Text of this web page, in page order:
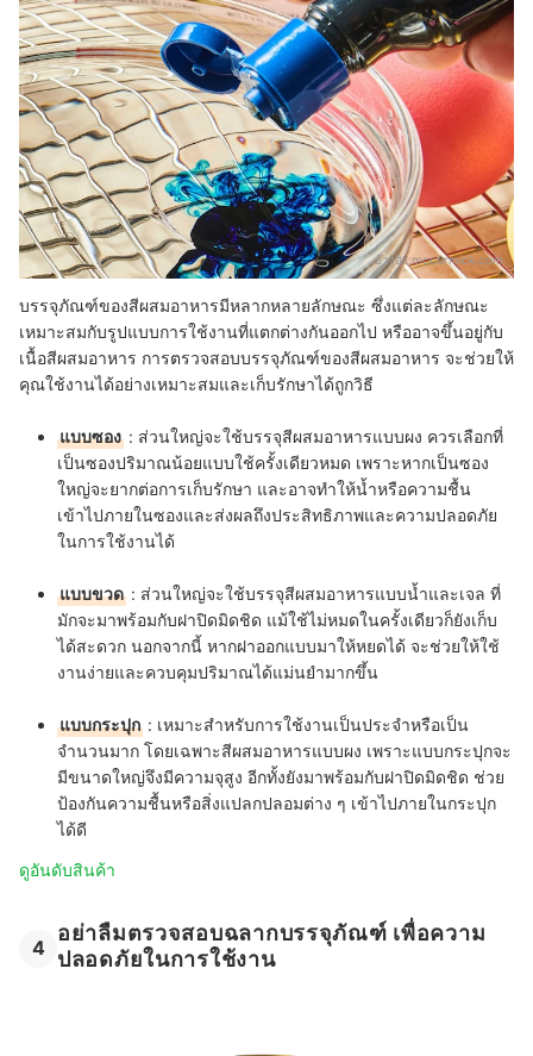
อ้างอิง:mccormick.com
บรรจุภัณฑ์ของสีผสมอาหารมีหลากหลายลักษณะ ซึ่งแต่ละลักษณะ
เหมาะสมกับรูปแบบการใช้งานที่แตกต่างกันออกไป หรืออาจขึ้นอยู่กับ
เนื้อสีผสมอาหาร การตรวจสอบบรรจุภัณฑ์ของสีผสมอาหาร จะช่วยให้
คุณใช้งานได้อย่างเหมาะสมและเก็บรักษาได้ถูกวิธี
แบบซอง : ส่วนใหญ่จะใช้บรรจุสีผสมอาหารแบบผง ควรเลือกที่
เป็นซองปริมาณน้อยแบบใช้ครั้งเดียวหมด เพราะหากเป็นซอง
ใหญ่จะยากต่อการเก็บรักษา และอาจทำให้น้ำหรือความชื้น
เข้าไปภายในซองและส่งผลถึงประสิทธิภาพและความปลอดภัย
ในการใช้งานได้
แบบขวด : ส่วนใหญ่จะใช้บรรจุสีผสมอาหารแบบน้ำและเจล ที่
มักจะมาพร้อมกับฝาปิดมิดชิด แม้ใช้ไม่หมดในครั้งเดียวก็ยังเก็บ
ได้สะดวก นอกจากนี้ หากฝาออกแบบมาให้หยดได้ จะช่วยให้ใช้
งานง่ายและควบคุมปริมาณได้แม่นยำมากขึ้น
แบบกระปุก : เหมาะสำหรับการใช้งานเป็นประจำหรือเป็น
จำนวนมาก โดยเฉพาะสีผสมอาหารแบบผง เพราะแบบกระปุกจะ
มีขนาดใหญ่จึงมีความจุสูง อีกทั้งยังมาพร้อมกับฝาปิดมิดชิด ช่วย
ป้องกันความชื้นหรือสิ่งแปลกปลอมต่าง ๆ เข้าไปภายในกระปุก
ได้ดี
ดูอันดับสินค้า
4
อย่าลืมตรวจสอบฉลากบรรจุภัณฑ์ เพื่อความ
ปลอดภัยในการใช้งาน